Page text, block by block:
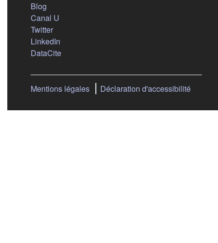
Blog
Canal U
Twitter(s'ouvre dans un nouvel onglet)
LinkedIn
DataCite(s'ouvre dans un nouvel onglet)
Mentions légales Déclaration d'accessibilité